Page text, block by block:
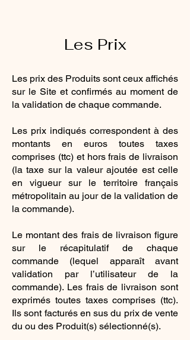
Les Prix
Les prix des Produits sont ceux affichés
sur le Site et confirmés au moment de
la validation de chaque commande.
Les prix indiqués correspondent à des
montants en euros toutes taxes
comprises (ttc) et hors frais de livraison
(la taxe sur la valeur ajoutée est celle
en vigueur sur le territoire français
métropolitain au jour de la validation de
la commande).
Le montant des frais de livraison figure
sur le récapitulatif de chaque
commande (lequel apparaît avant
validation par l’utilisateur de la
commande). Les frais de livraison sont
exprimés toutes taxes comprises (ttc).
Ils sont facturés en sus du prix de vente
du ou des Produit(s) sélectionné(s).